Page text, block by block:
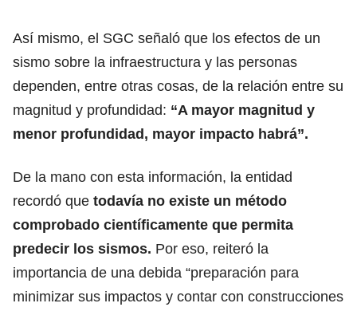
Así mismo, el SGC señaló que los efectos de un
sismo sobre la infraestructura y las personas
dependen, entre otras cosas, de la relación entre su
magnitud y profundidad: “A mayor magnitud y
menor profundidad, mayor impacto habrá”.
De la mano con esta información, la entidad
recordó que todavía no existe un método
comprobado científicamente que permita
predecir los sismos. Por eso, reiteró la
importancia de una debida “preparación para
minimizar sus impactos y contar con construcciones